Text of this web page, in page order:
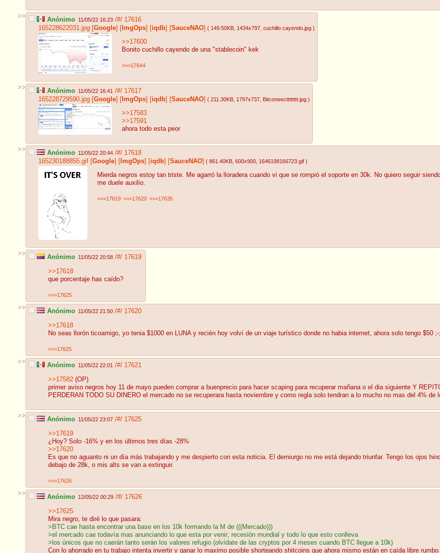
>> Anónimo 11/05/22 16:23 /#/ 17616
165228622031.jpg [Google] [ ImgOps] [iqdb] [SauceNAO] ( 149.50KB , 1434x797 , cuchillo cayendo.jpg )
>>17600
Bonito cuchillo cayendo de una "stablecoin" kek
>>>17644
>> Anónimo 11/05/22 16:41 /#/ 17617
165228729590.jpg [Google] [ ImgOps] [iqdb] [SauceNAO] ( 211.30KB , 1797x737 , Bitconeectttttttt.jpg )
>>17583
>>17591
ahora todo esta peor
>> Anónimo 11/05/22 20:44 /#/ 17618
165230188855.gif [Google] [ ImgOps] [iqdb] [SauceNAO] ( 861.40KB , 600x900 , 1646198166723.gif )
Mierda negros estoy tan triste. Me agarró la lloradera cuando vi que se rompió el soporte en 30k. No quiero seguir
me duele auxilio.
>>>17619 >>>17620 >>>17635
>> Anónimo 11/05/22 20:58 /#/ 17619
>>17618
que porcentaje has caído?
>>>17625
>> Anónimo 11/05/22 21:50 /#/ 17620
>>17618
No seas llorón ticoamigo, yo tenia $1000 en LUNA y recién hoy volví de un viaje turístico donde no habia internet, ahora solo tengo $50 ;-;
>>>17625
>> Anónimo 11/05/22 22:01 /#/ 17621
>>17582 (OP)
primer aviso negros hoy 11 de mayo pueden comprar a buenprecio para hacer scaping para recuperar mañana o el dia siguiente Y
PERDERAN TODO SU DINERO el mercado no se recuperara hasta noviembre y como regla solo tendran a lo mucho no mas del 4% de
>> Anónimo 11/05/22 23:07 /#/ 17625
>>17619
¿Hoy? Solo -16% y en los últimos tres días -28%
>>17620
Es que no aguanto ni un día más trabajando y me despierto con esta noticia. El demiurgo no me está dejando triunfar. Tengo los ojos
debajo de 28k, o mis alts se van a extinguir.
>>>17626
>> Anónimo 12/05/22 00:29 /#/ 17626
>>17625
Mira negro, te diré lo que pasara:
>BTC cae hasta encontrar una base en los 10k formando la M de (((Mercado)))
>el mercado cae todavía mas anunciando lo que esta por venir; recesión mundial y todo lo que esto conlleva
>los únicos que no caerán tanto serán los valores refugio (olvídate de las cryptos por 4 meses cuando BTC llegue a 10k)
Con lo ahorrado en tu trabajo intenta invertir y ganar lo maximo posible shorteando shitcoins que ahora mismo están en caída libre